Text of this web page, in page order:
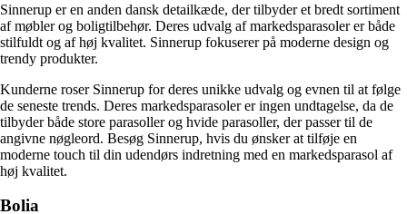
Sinnerup er en anden dansk detailkæde, der tilbyder et bredt sortiment
af møbler og boligtilbehør. Deres udvalg af markedsparasoler er både
stilfuldt og af høj kvalitet. Sinnerup fokuserer på moderne design og
trendy produkter.
Kunderne roser Sinnerup for deres unikke udvalg og evnen til at følge
de seneste trends. Deres markedsparasoler er ingen undtagelse, da de
tilbyder både store parasoller og hvide parasoller, der passer til de
angivne nøgleord. Besøg Sinnerup, hvis du ønsker at tilføje en
moderne touch til din udendørs indretning med en markedsparasol af
høj kvalitet.
Bolia